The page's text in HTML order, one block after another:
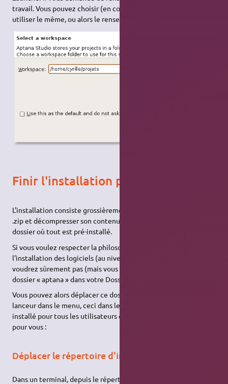
travail. Vous pouvez choisir (en cochant la case) de toujours
utiliser le même, ou alors le renseigner à chaque lancement.
Finir l'installation proprement
L'installation consiste grossièrement à télécharger une archive
.zip et décompresser son contenu. Vous obtenez donc un
dossier où tout est pré-installé.
Si vous voulez respecter la philosophie
l'installation des logiciels (au niveau arborescence), vous ne
voudrez sûrement pas (mais vous pouvez …) laisser un simple
dossier « aptana » dans votre Dossier Personnel.
Vous pouvez alors déplacer ce dossier dans
lanceur dans le menu, ceci dans le but de rendre le logiciel
installé pour tous les utilisateurs du système et non seulement
pour vous :
Déplacer le répertoire d'installation
Dans un terminal, depuis le répertoire contenant le dossier